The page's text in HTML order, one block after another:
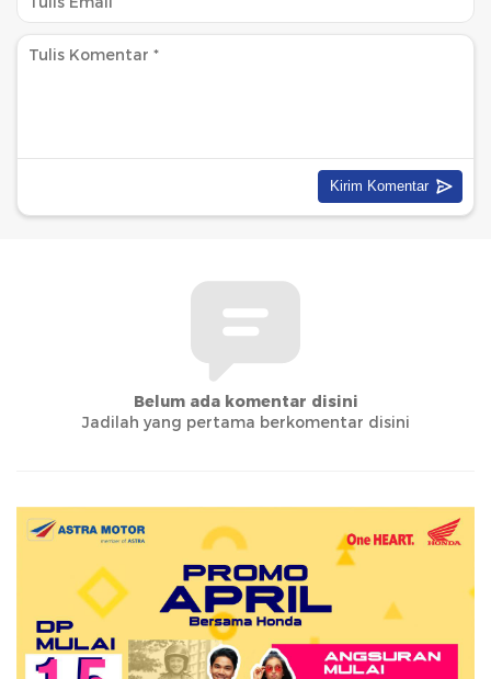
Belum ada komentar disini
Jadilah yang pertama berkomentar disini